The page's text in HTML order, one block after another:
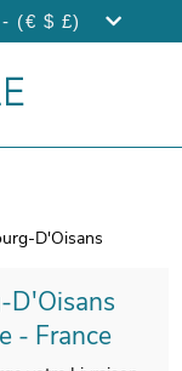
(€ $ £)
D'Oisans
D'Oisans
- France